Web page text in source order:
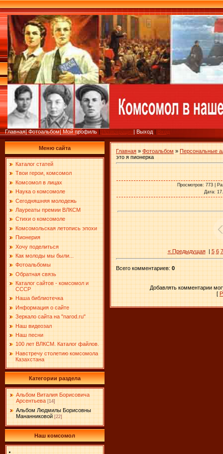
Главная|Фотоальбом|Мой профиль|Регистрация|Выход|Вход
Меню сайта
Каталог статей
Твои герои, комсомол
Комсомол в лицах
Наука о комсомоле
Сегодняшняя молодежь
Лауреаты премии ВЛКСМ
Стихи о комсомоле
Комсомольская летопись эпохи
Пионерия
Хочу поделиться
Как молоды мы были...
Фотоальбомы
Обратная связь
Каталог сайтов - комсомол и
СССР
Наша библиотечка
Информация о сайте
Зеркало сайта на "narоd.ru"
Наш видеозал
Наш песни
100 лет ВЛКСМ. Каталог файлов.
Навстречу столетию комсомола
Казахстана
Категории раздела
Альбом Виталия Борисовича
Арсентьева [14]
Альбом Людмилы Борисовны
Мананниковой [22]
Наш комсомол
Главная » Фотоальбом » Персональные
это я пионерка
Просмотров: 773 |
Дата:
« Предыдущая| 5 6 7
Всего комментариев: 0
Добавлять комментарии
[